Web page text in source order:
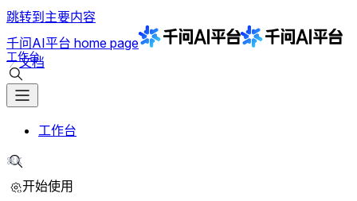
跳转到主要内容
千问AI平台 home page
文档
工作台
工作台
⌘K
开始使用